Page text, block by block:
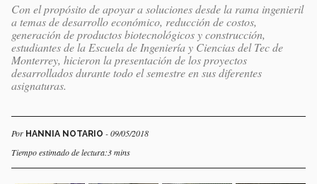
Con el propósito de apoyar a soluciones desde la rama ingenieril
a temas de desarrollo económico, reducción de costos,
generación de productos biotecnológicos y construcción,
estudiantes de la Escuela de Ingeniería y Ciencias del Tec de
Monterrey, hicieron la presentación de los proyectos
desarrollados durante todo el semestre en sus diferentes
asignaturas.
Por HANNIA NOTARIO - 09/05/2018
Tiempo estimado de lectura:3 mins